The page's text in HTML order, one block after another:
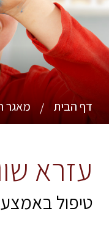
דף הבית / מאגר
עזרא
טיפול